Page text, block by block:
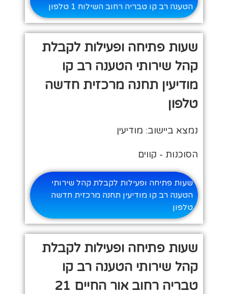
הטענה רב קו טבריה רחוב השילוח 1 טלפון
שעות פתיחה ופעילות לקבלת
קהל שירותי הטענה רב קו
מודיעין תחנה מרכזית חדשה
טלפון
נמצא ביישוב: מודיעין
הסוכנות - קווים
שעות פתיחה ופעילות לקבלת קהל שירותי
הטענה רב קו מודיעין תחנה מרכזית חדשה
טלפון
שעות פתיחה ופעילות לקבלת
קהל שירותי הטענה רב קו
טבריה רחוב אור החיים 21